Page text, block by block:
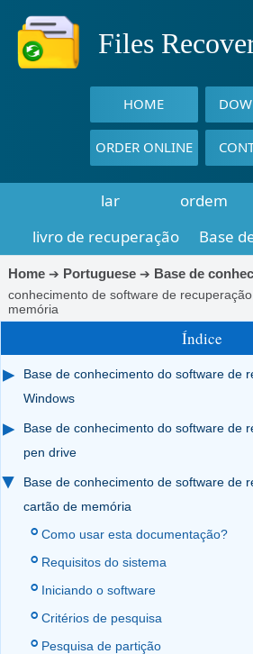
Files
HOME
ORDER ONLINE
lar ordem
livro de recuperação
Base
Home➔ Portuguese➔ Base de
conhecimento de software de
memória
Índice
Base de conhecimento do software de
Windows
Base de conhecimento do software de
pen drive
Base de conhecimento de software de
cartão de memória
Como usar esta documentação?
Requisitos do sistema
Iniciando o software
Critérios de pesquisa
Pesquisa de partição